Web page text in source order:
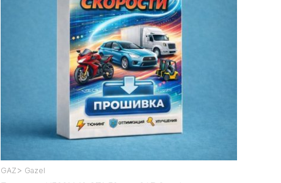
GAZ > Gazel